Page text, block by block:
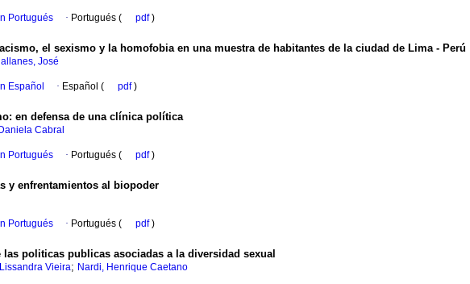
Portugués · Portugués ( pdf)
el sexismo y la homofobia en una muestra de habitantes de la ciudad de Lima - Perú
José
Español · Español ( pdf)
: en defensa de una clínica política
Cabral
Portugués · Portugués ( pdf)
y enfrentamientos al biopoder
Portugués · Portugués ( pdf)
politicas publicas asociadas a la diversidad sexual
Vieira; Nardi, Henrique Caetano